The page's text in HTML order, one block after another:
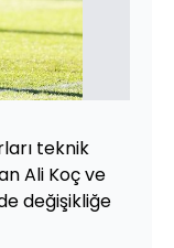
teknik
Ali Koç ve
değişikliğe